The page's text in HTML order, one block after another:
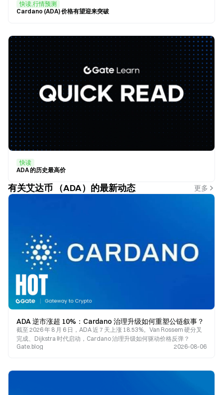
快读,行情预测
Cardano (ADA) 价格有望迎来突破
快读
ADA 的历史最高价
有关艾达币 （ADA）的最新动态 更多
ADA 逆市涨超 10%：Cardano 治理升级如何重塑公链叙事？
截至 2026 年 8 月 6 日，ADA 近 7 天上涨 18.53%。Van Rossem 硬分叉
完成、Dijkstra 时代启动，Cardano 治理升级如何驱动价格反弹？
Gate.blog
2026-08-06